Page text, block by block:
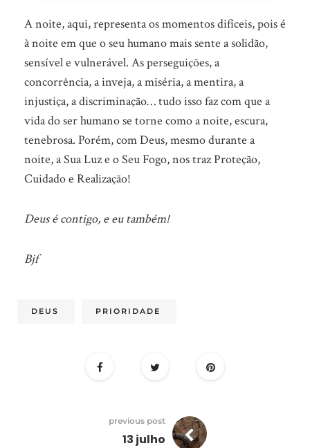
A noite, aqui, representa os momentos difíceis, pois é
à noite em que o seu humano mais sente a solidão,
sensível e vulnerável. As perseguições, a
concorrência, a inveja, a miséria, a mentira, a
injustiça, a discriminação… tudo isso faz com que a
vida do ser humano se torne como a noite, escura,
tenebrosa. Porém, com Deus, mesmo durante a
noite, a Sua Luz e o Seu Fogo, nos traz Proteção,
Cuidado e Realização!
Deus é contigo, e eu também!
Bjf
DEUS PRIORIDADE
previous post
13 julho